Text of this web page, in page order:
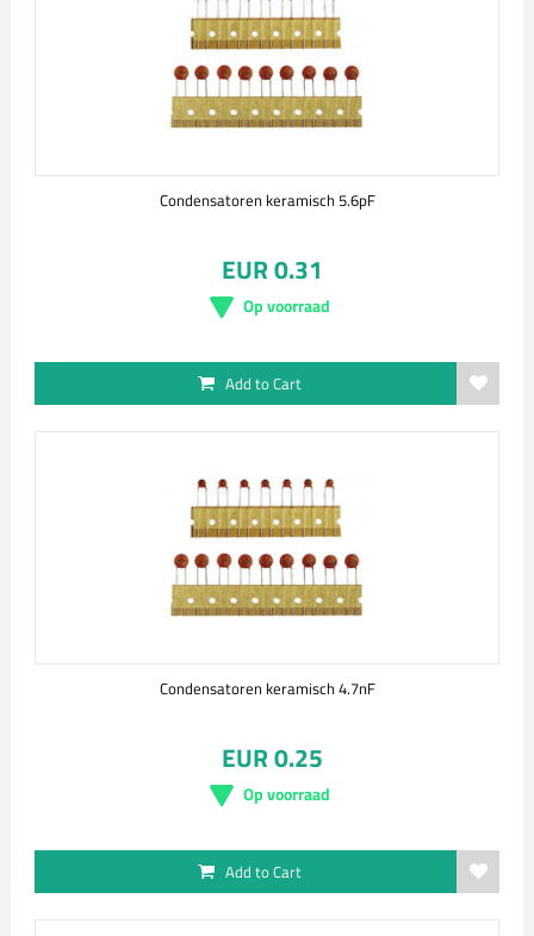
Condensatoren keramisch 5.6pF
EUR 0.31
Op voorraad
Add to Cart
Condensatoren keramisch 4.7nF
EUR 0.25
Op voorraad
Add to Cart